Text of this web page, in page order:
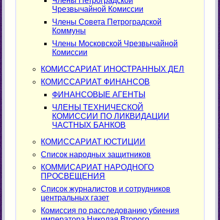
Чрезвычайной Комиссии
Члены Совета Петроградской
Коммуны
Члены Московской Чрезвычайной
Комиссии
КОМИССАРИАТ ИНОСТРАННЫХ ДЕЛ
КОМИССАРИАТ ФИНАНСОВ
ФИНАНСОВЫЕ АГЕНТЫ
ЧЛЕНЫ ТЕХНИЧЕСКОЙ
КОМИССИИ ПО ЛИКВИДАЦИИ
ЧАСТНЫХ БАНКОВ
КОМИССАРИАТ ЮСТИЦИИ
Список народных защитников
КОММИСАРИАТ НАРОДНОГО
ПРОСВЕЩЕНИЯ
Список журналистов и сотрудников
центральных газет
Комиссия по расследованию убиения